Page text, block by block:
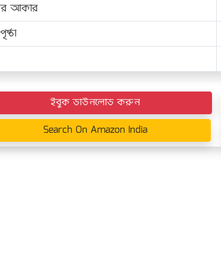
আকার
ইবুক ডাউনলোড করুন
Search On Amazon India